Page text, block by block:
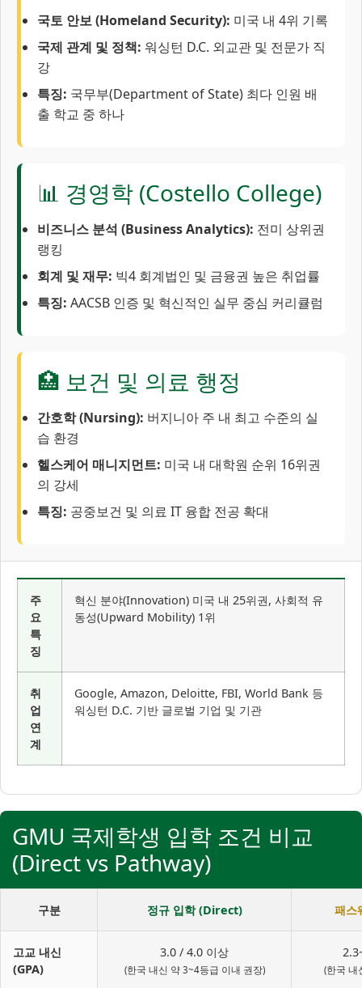
국토 안보 (Homeland Security): 미국 내 4위 기록
국제 관계 및 정책: 워싱턴 D.C. 외교관 및 전문가 직
강
특징: 국무부(Department of State) 최다 인원 배
출 학교 중 하나
📊 경영학 (Costello College)
비즈니스 분석 (Business Analytics): 전미 상위권
랭킹
회계 및 재무: 빅4 회계법인 및 금융권 높은 취업률
특징: AACSB 인증 및 혁신적인 실무 중심 커리큘럼
🏥 보건 및 의료 행정
간호학 (Nursing): 버지니아 주 내 최고 수준의 실
습 환경
헬스케어 매니지먼트: 미국 내 대학원 순위 16위권
의 강세
특징: 공중보건 및 의료 IT 융합 전공 확대
주
요
특
징
혁신 분야(Innovation) 미국 내 25위권, 사회적 유
동성(Upward Mobility) 1위
취
업
연
계
Google, Amazon, Deloitte, FBI, World Bank 등
워싱턴 D.C. 기반 글로벌 기업 및 기관
GMU 국제학생 입학 조건 비교
(Direct vs Pathway)
구분 정규 입학 (Direct) 패스
고교 내신
(GPA)
3.0 / 4.0 이상
(한국 내신 약 3~4등급 이내 권장) (한국 내